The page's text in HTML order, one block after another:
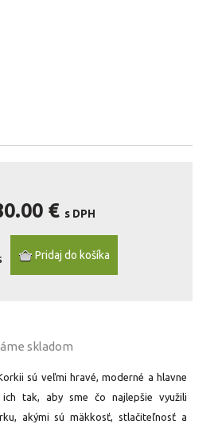
€ s DPH
skladom
sú veľmi hravé, moderné a hlavne
ich tak, aby sme čo najlepšie využili
akými sú mäkkosť, stlačiteľnosť a